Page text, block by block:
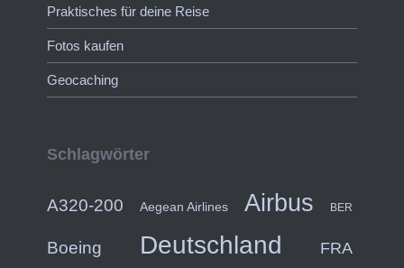
Praktisches für deine Reise
Fotos kaufen
Geocaching
Schlagwörter
A320-200 Aegean Airlines Airbus BER
Boeing Deutschland FRA